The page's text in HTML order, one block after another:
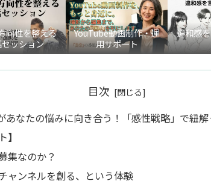
向性を整える
ッション
YouTube動画制作・運
用サポート
違和感
目次
あなたの悩みに向き合う！「感性戦略」で紐
】
集なのか？
ャンネルを創る、という体験